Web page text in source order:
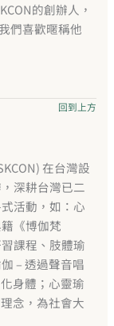
的創辦人，
們喜歡暱稱他
回到上方
在台灣設
深耕台灣已二
活動，如：心
《博伽梵
課程、肢體瑜
– 透過聲音唱
身體；心靈瑜
念，為社會大